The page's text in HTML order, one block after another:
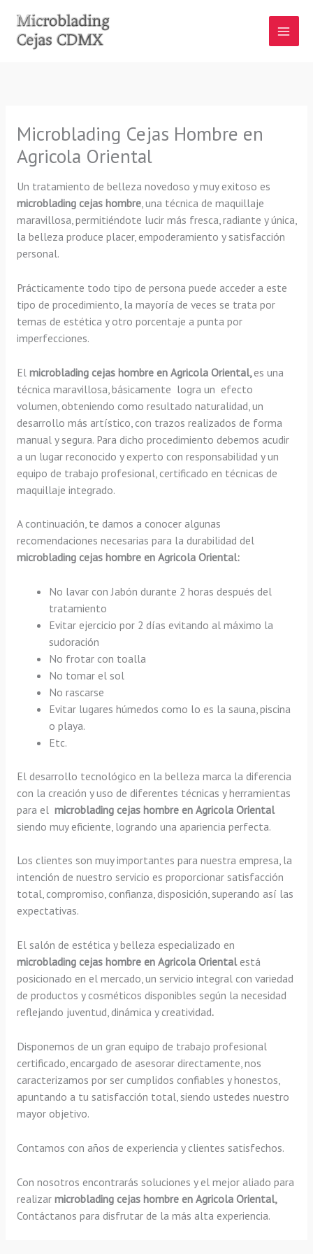
contenido
Microblading Cejas Hombre en
Agricola Oriental
Un tratamiento de belleza novedoso y muy exitoso es
microblading cejas hombre, una técnica de maquillaje
maravillosa, permitiéndote lucir más fresca, radiante y única,
la belleza produce placer, empoderamiento y satisfacción
personal.
Prácticamente todo tipo de persona puede acceder a este
tipo de procedimiento, la mayoría de veces se trata por
temas de estética y otro porcentaje a punta por
imperfecciones.
El microblading cejas hombre en Agricola Oriental, es una
técnica maravillosa, básicamente logra un efecto
volumen, obteniendo como resultado naturalidad, un
desarrollo más artístico, con trazos realizados de forma
manual y segura. Para dicho procedimiento debemos acudir
a un lugar reconocido y experto con responsabilidad y un
equipo de trabajo profesional, certificado en técnicas de
maquillaje integrado.
A continuación, te damos a conocer algunas
recomendaciones necesarias para la durabilidad del
microblading cejas hombre en Agricola Oriental:
No lavar con Jabón durante 2 horas después del
tratamiento
Evitar ejercicio por 2 días evitando al máximo la
sudoración
No frotar con toalla
No tomar el sol
No rascarse
Evitar lugares húmedos como lo es la sauna, piscina
o playa.
Etc.
El desarrollo tecnológico en la belleza marca la diferencia
con la creación y uso de diferentes técnicas y herramientas
para el microblading cejas hombre en Agricola Oriental
siendo muy eficiente, logrando una apariencia perfecta.
Los clientes son muy importantes para nuestra empresa, la
intención de nuestro servicio es proporcionar satisfacción
total, compromiso, confianza, disposición, superando así las
expectativas.
El salón de estética y belleza especializado en
microblading cejas hombre en Agricola Orientalestá
posicionado en el mercado, un servicio integral con variedad
de productos y cosméticos disponibles según la necesidad
reflejando juventud, dinámica y creatividad.
Disponemos de un gran equipo de trabajo profesional
certificado, encargado de asesorar directamente, nos
caracterizamos por ser cumplidos confiables y honestos,
apuntando a tu satisfacción total, siendo ustedes nuestro
mayor objetivo.
Contamos con años de experiencia y clientes satisfechos.
Con nosotros encontrarás soluciones y el mejor aliado para
realizar microblading cejas hombre en Agricola Oriental,
Contáctanos para disfrutar de la más alta experiencia.